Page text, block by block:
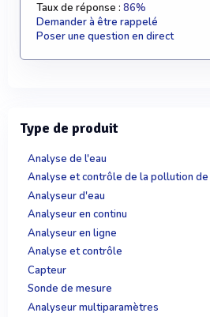
Taux de réponse : 86%
Demander à être rappelé
Poser une question en direct
Type de produit
Analyse de l'eau
Analyse et contrôle de la pollution de
Analyseur d'eau
Analyseur en continu
Analyseur en ligne
Analyse et contrôle
Capteur
Sonde de mesure
Analyseur multiparamètres